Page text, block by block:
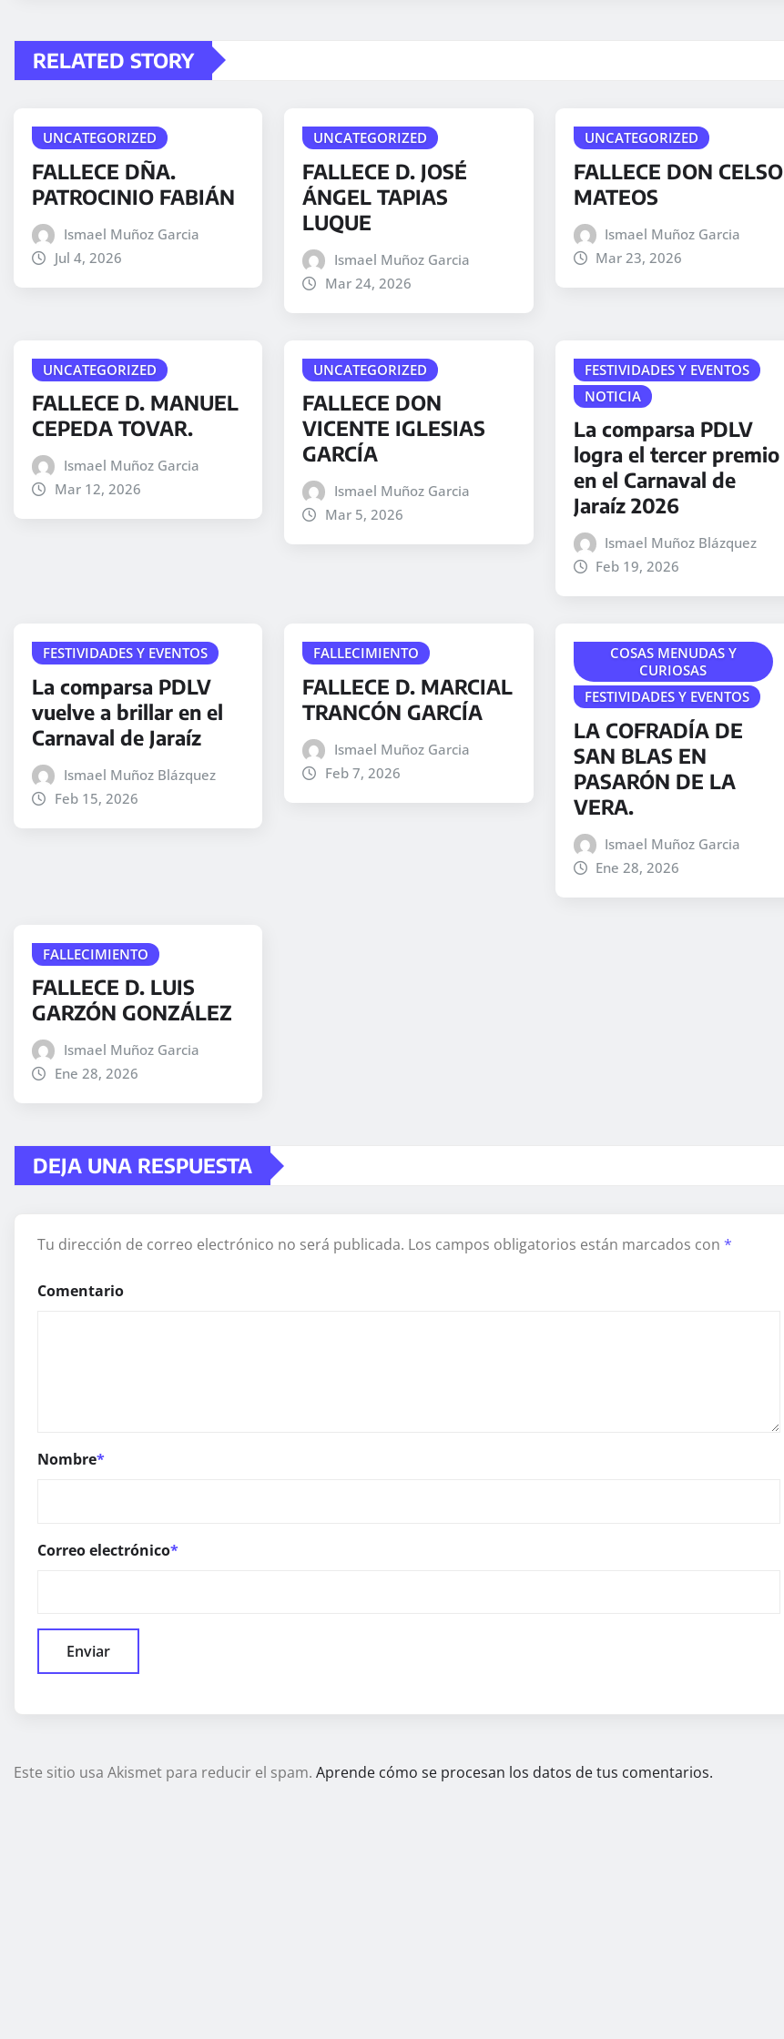
RELATED STORY
UNCATEGORIZED
FALLECE DÑA.
PATROCINIO FABIÁN
Ismael Muñoz Garcia
Jul 4, 2026
UNCATEGORIZED
FALLECE D. JOSÉ
ÁNGEL TAPIAS
LUQUE
Ismael Muñoz Garcia
Mar 24, 2026
UNCATEGORIZED
FALLECE DON CELSO
MATEOS
Ismael Muñoz Garcia
Mar 23, 2026
UNCATEGORIZED
FALLECE D. MANUEL
CEPEDA TOVAR.
Ismael Muñoz Garcia
Mar 12, 2026
UNCATEGORIZED
FALLECE DON
VICENTE IGLESIAS
GARCÍA
Ismael Muñoz Garcia
Mar 5, 2026
FESTIVIDADES Y EVENTOS
NOTICIA
La comparsa PDLV
logra el tercer premio
en el Carnaval de
Jaraíz 2026
Ismael Muñoz Blázquez
Feb 19, 2026
FESTIVIDADES Y EVENTOS
La comparsa PDLV
vuelve a brillar en el
Carnaval de Jaraíz
Ismael Muñoz Blázquez
Feb 15, 2026
FALLECIMIENTO
FALLECE D. MARCIAL
TRANCÓN GARCÍA
Ismael Muñoz Garcia
Feb 7, 2026
COSAS MENUDAS Y
CURIOSAS
FESTIVIDADES Y EVENTOS
LA COFRADÍA DE
SAN BLAS EN
PASARÓN DE LA
VERA.
Ismael Muñoz Garcia
Ene 28, 2026
FALLECIMIENTO
FALLECE D. LUIS
GARZÓN GONZÁLEZ
Ismael Muñoz Garcia
Ene 28, 2026
DEJA UNA RESPUESTA
Tu dirección de correo electrónico no será publicada. Los campos obligatorios están marcados con *
Comentario
Nombre*
Correo electrónico*
Este sitio usa Akismet para reducir el spam. Aprende cómo se procesan los datos de tus comentarios.